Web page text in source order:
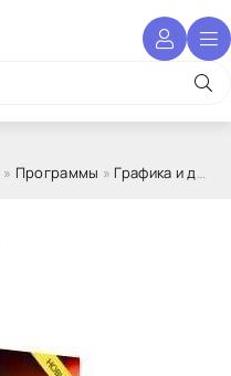
» Программы » Графика и дизайн